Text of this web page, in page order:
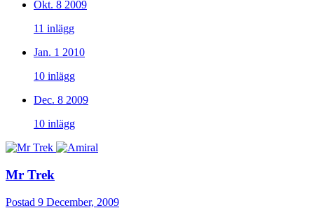
Okt. 8 2009
11 inlägg
Jan. 1 2010
10 inlägg
Dec. 8 2009
10 inlägg
Mr Trek
Postad 9 December, 2009